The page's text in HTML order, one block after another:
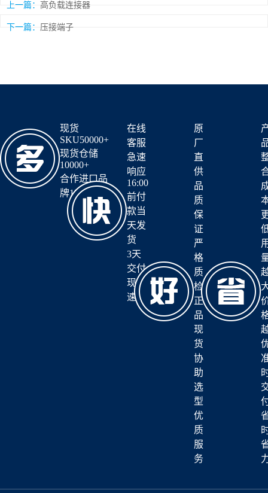
上一篇： 高负载连接器
下一篇： 压接端子
现货
SKU50000+
现货仓储
10000+
合作进口品
牌12+
在线
客服
急速
响应
16:00
前付
款当
天发
货
3天
交付
现货
速达
原
厂
直
供
品
质
保
证
严
格
质
检
正
品
现
货
协
助
选
型
优
质
服
务